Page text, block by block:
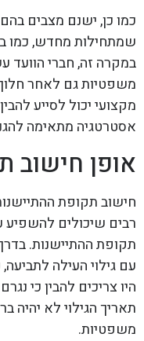
כמו כן, ישנם מצבים
שמתחילות מחדש, כמו
במקרה זה, חברי הוועד
משפטיות גם לאחר
מקצועי יכול לסייע
אסטרטגיה מתאימה
אופן חישוב
חישוב תקופת
רבים שיכולים להשפיע
תקופת ההתיישנות.
עם גילוי העילה
היו צריכים להבין כי
תאריך הגילוי לא יהיה
משפטיות.